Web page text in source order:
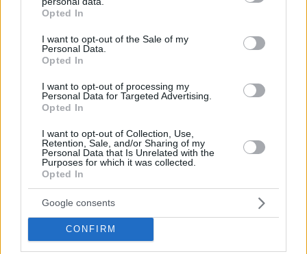
grant or deny consent to Google and its third-party tags to
use your data for below specified purposes in below Google
consent section.
Opted In
I want to opt-out of the Sale of my
Personal Data.
Opted In
I want to opt-out of processing my
Personal Data for Targeted Advertising.
Opted In
I want to opt-out of Collection, Use,
Retention, Sale, and/or Sharing of my
Personal Data that Is Unrelated with the
Purposes for which it was collected.
Opted In
Google consents
CONFIRM
Ασθενής ξυλοκόπησε νοσηλεύτρια στα Επείγοντα
του Ερυθρού Σταυρού, την άρπαξε από τα μαλλιά
και τη χτύπησε σε πόρτες - Τι καταγγέλλει η
ΠΟΕΔΗΝ
09.08.2026, 10:51